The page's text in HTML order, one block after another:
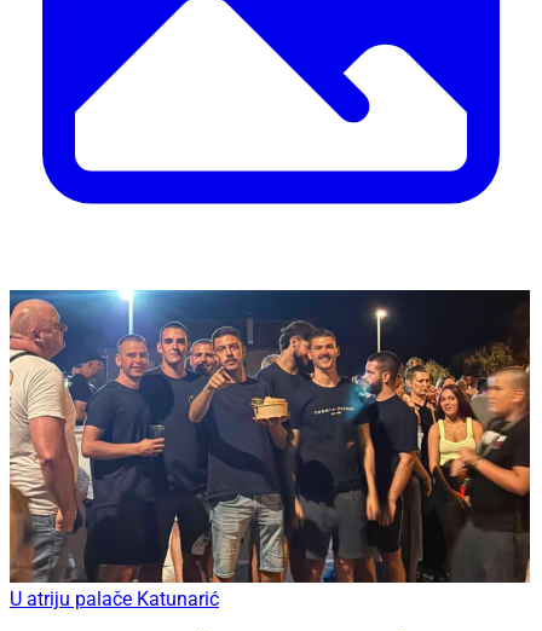
U atriju palače Katunarić